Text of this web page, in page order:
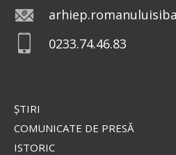
Cinstirea
îmbrăcată într-o mantie
0233.74.46.83
ŞTIRI
COMUNICATE DE PRESĂ
ISTORIC